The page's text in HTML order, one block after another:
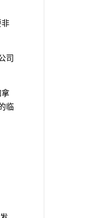
非
司
拿
临